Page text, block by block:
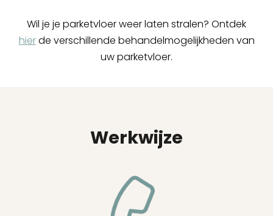
Wil je je parketvloer weer laten stralen? Ontdek
hierde verschillende behandelmogelijkheden van
uw parketvloer.
Werkwijze